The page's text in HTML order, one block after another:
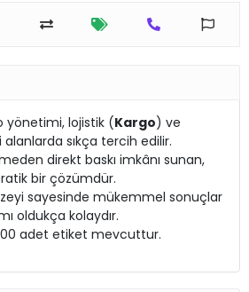
yönetimi, lojistik (Kargo) ve
sıkça tercih edilir.
direkt baskı imkânı sunan,
bir çözümdür.
sayesinde mükemmel sonuçlar
oldukça kolaydır.
adet etiket mevcuttur.